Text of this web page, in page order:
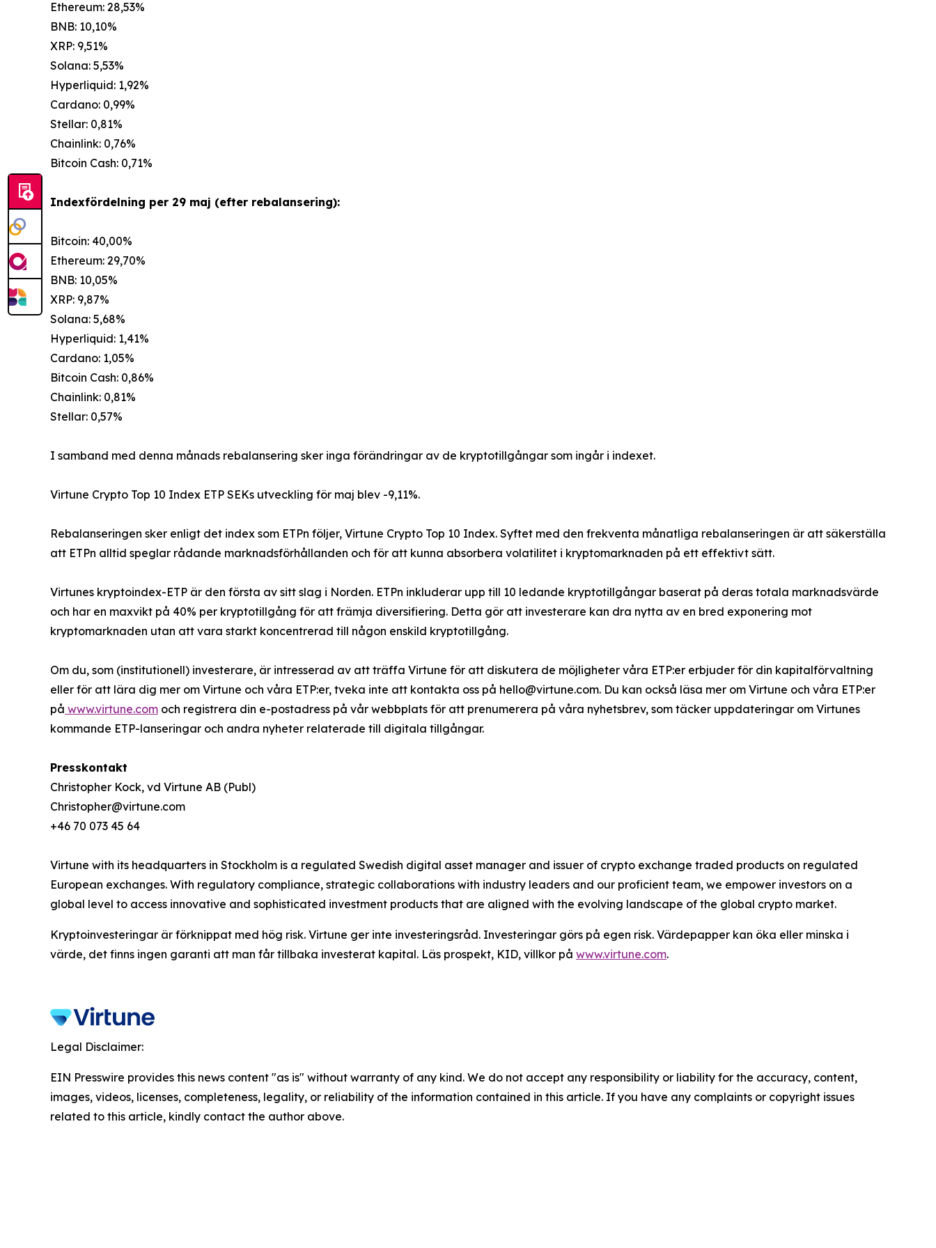
Ethereum: 28,53%
BNB: 10,10%
XRP: 9,51%
Solana: 5,53%
Hyperliquid: 1,92%
Cardano: 0,99%
Stellar: 0,81%
Chainlink: 0,76%
Bitcoin Cash: 0,71%
Indexfördelning per 29 maj (efter rebalansering):
Bitcoin: 40,00%
Ethereum: 29,70%
BNB: 10,05%
XRP: 9,87%
Solana: 5,68%
Hyperliquid: 1,41%
Cardano: 1,05%
Bitcoin Cash: 0,86%
Chainlink: 0,81%
Stellar: 0,57%
I samband med denna månads rebalansering sker inga förändringar av de kryptotillgångar som ingår i indexet.
Virtune Crypto Top 10 Index ETP SEKs utveckling för maj blev -9,11%.
Rebalanseringen sker enligt det index som ETPn följer, Virtune Crypto Top 10 Index. Syftet med den frekventa månatliga rebalanseringen är att säkerställa
att ETPn alltid speglar rådande marknadsförhållanden och för att kunna absorbera volatilitet i kryptomarknaden på ett effektivt sätt.
Virtunes kryptoindex-ETP är den första av sitt slag i Norden. ETPn inkluderar upp till 10 ledande kryptotillgångar baserat på deras totala marknadsvärde
och har en maxvikt på 40% per kryptotillgång för att främja diversifiering. Detta gör att investerare kan dra nytta av en bred exponering mot
kryptomarknaden utan att vara starkt koncentrerad till någon enskild kryptotillgång.
Om du, som (institutionell) investerare, är intresserad av att träffa Virtune för att diskutera de möjligheter våra ETP:er erbjuder för din kapitalförvaltning
eller för att lära dig mer om Virtune och våra ETP:er, tveka inte att kontakta oss på hello@virtune.com. Du kan också läsa mer om Virtune och våra ETP:er
på www.virtune.com och registrera din e-postadress på vår webbplats för att prenumerera på våra nyhetsbrev, som täcker uppdateringar om Virtunes
kommande ETP-lanseringar och andra nyheter relaterade till digitala tillgångar.
Presskontakt
Christopher Kock, vd Virtune AB (Publ)
Christopher@virtune.com
+46 70 073 45 64
Virtune with its headquarters in Stockholm is a regulated Swedish digital asset manager and issuer of crypto exchange traded products on regulated
European exchanges. With regulatory compliance, strategic collaborations with industry leaders and our proficient team, we empower investors on a
global level to access innovative and sophisticated investment products that are aligned with the evolving landscape of the global crypto market.
Kryptoinvesteringar är förknippat med hög risk. Virtune ger inte investeringsråd. Investeringar görs på egen risk. Värdepapper kan öka eller minska i
värde, det finns ingen garanti att man får tillbaka investerat kapital. Läs prospekt, KID, villkor på www.virtune.com.
Legal Disclaimer:
EIN Presswire provides this news content "as is" without warranty of any kind. We do not accept any responsibility or liability for the accuracy, content,
images, videos, licenses, completeness, legality, or reliability of the information contained in this article. If you have any complaints or copyright issues
related to this article, kindly contact the author above.